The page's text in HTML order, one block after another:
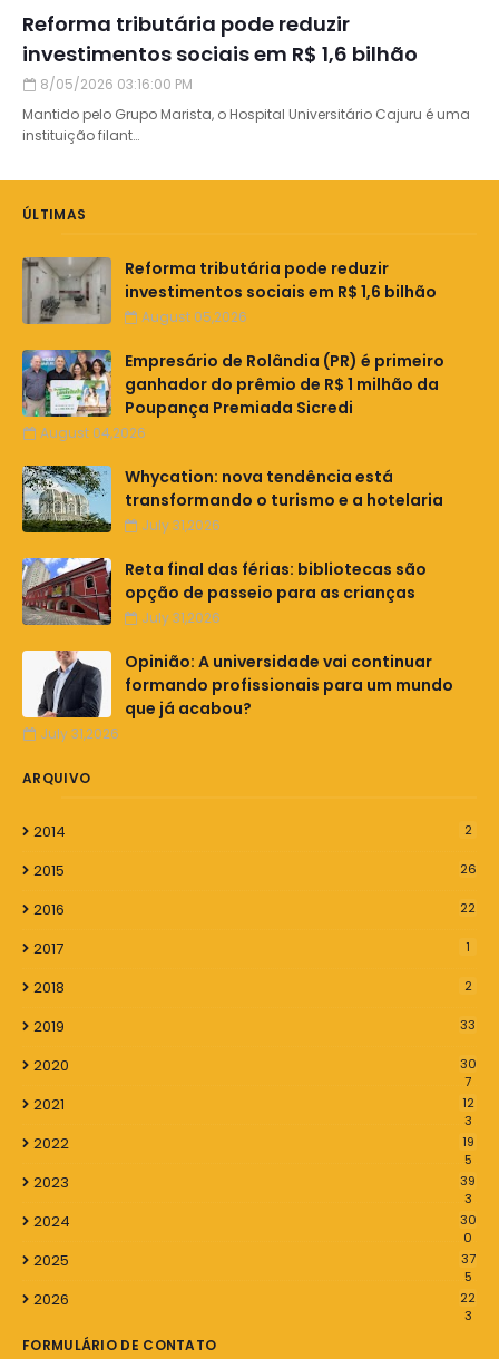
Reforma tributária pode reduzir
investimentos sociais em R$ 1,6 bilhão
8/05/2026 03:16:00 PM
Mantido pelo Grupo Marista, o Hospital Universitário Cajuru é uma
instituição filant…
ÚLTIMAS
Reforma tributária pode reduzir
investimentos sociais em R$ 1,6 bilhão
August 05,2026
Empresário de Rolândia (PR) é primeiro
ganhador do prêmio de R$ 1 milhão da
Poupança Premiada Sicredi
August 04,2026
Whycation: nova tendência está
transformando o turismo e a hotelaria
July 31,2026
Reta final das férias: bibliotecas são
opção de passeio para as crianças
July 31,2026
Opinião: A universidade vai continuar
formando profissionais para um mundo
que já acabou?
July 31,2026
ARQUIVO
2014 2
2015 26
2016 22
2017 1
2018 2
2019 33
2020
30
7
2021
12
3
2022
19
5
2023
39
3
2024
30
0
2025
37
5
2026
22
3
FORMULÁRIO DE CONTATO